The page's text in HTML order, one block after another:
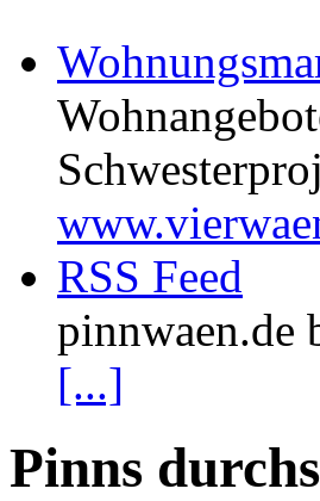
RSS Feed
pinnwaen.de
[...]
Pinns